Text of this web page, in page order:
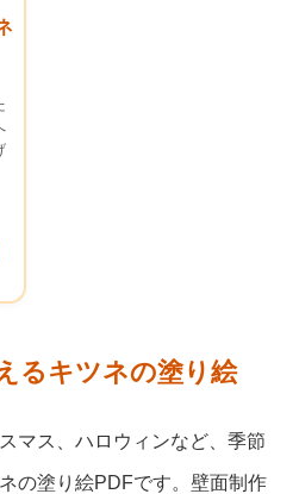
るキツネの塗り絵
マス、ハロウィンなど、季節
の塗り絵PDFです。壁面制作